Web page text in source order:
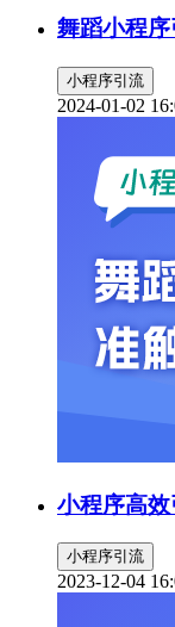
舞蹈小程
小程序引流
2024-01-02
小程序高
小程序引流
2023-12-04